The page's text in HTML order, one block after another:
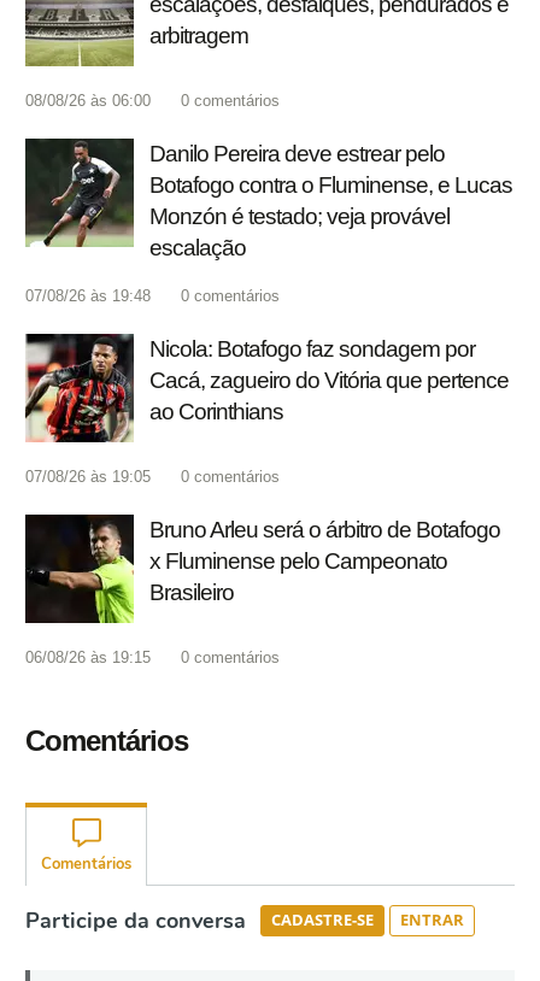
arbitragem
08/08/26 às 06:00 0 comentários
Danilo Pereira deve estrear pelo
Botafogo contra o Fluminense, e Lucas
Monzón é testado; veja provável
escalação
07/08/26 às 19:48 0 comentários
Nicola: Botafogo faz sondagem por
Cacá, zagueiro do Vitória que pertence
ao Corinthians
07/08/26 às 19:05 0 comentários
Bruno Arleu será o árbitro de Botafogo
x Fluminense pelo Campeonato
Brasileiro
06/08/26 às 19:15 0 comentários
Comentários